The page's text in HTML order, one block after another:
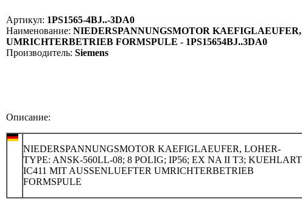
Артикул: 1PS1565-4BJ..-3DA0
Наименование: NIEDERSPANNUNGSMOTOR
UMRICHTERBETRIEB FORMSPULE - 1PS15654BJ..3DA0
Производитель: Siemens
Описание:
NIEDERSPANNUNGSMOTOR KAEFIGLAEUFER, LOHER-
TYPE: ANSK-560LL-08; 8 POLIG; IP56; EX NA II T3; KUEHLART
IC411 MIT AUSSENLUEFTER UMRICHTERBETRIEB
FORMSPULE